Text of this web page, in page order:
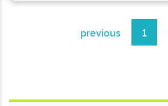
previous 1